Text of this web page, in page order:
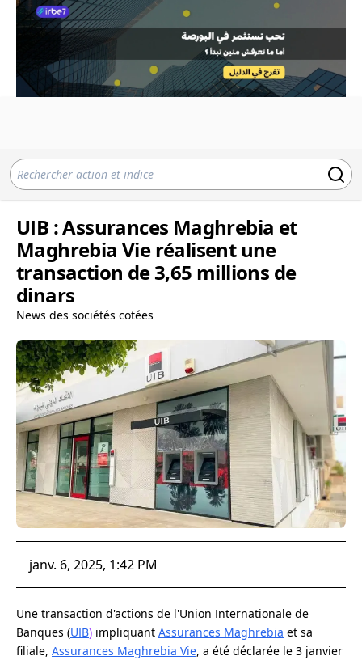
UIB : Assurances Maghrebia et
Maghrebia Vie réalisent une
transaction de 3,65 millions de
dinars
News des sociétés cotées
janv. 6, 2025, 1:42 PM
Une transaction d'actions de l'Union Internationale de
Banques (UIB) impliquant Assurances Maghrebia et sa
filiale, Assurances Maghrebia Vie, a été déclarée le 3 janvier